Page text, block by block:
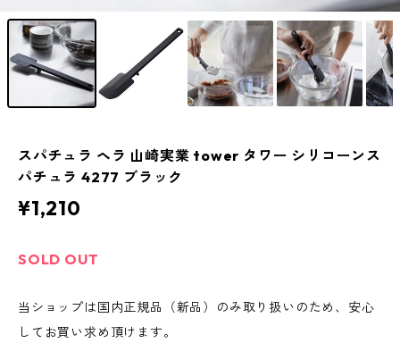
スパチュラ ヘラ 山崎実業 tower タワー シリコーンス
パチュラ 4277 ブラック
¥1,210
SOLD OUT
当ショップは国内正規品（新品）のみ取り扱いのため、安心
してお買い求め頂けます。